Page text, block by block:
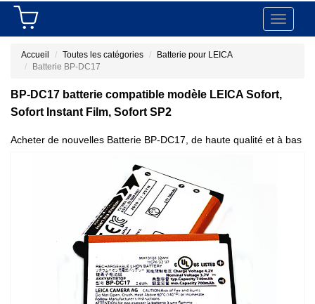
Toggle
Accueil Toutes les catégories
Batterie pour LEICA
Batterie BP-DC17
BP-DC17 batterie compatible modèle LEICA Sofort,
Sofort Instant Film, Sofort SP2
Acheter de nouvelles Batterie BP-DC17, de haute qualité et à bas